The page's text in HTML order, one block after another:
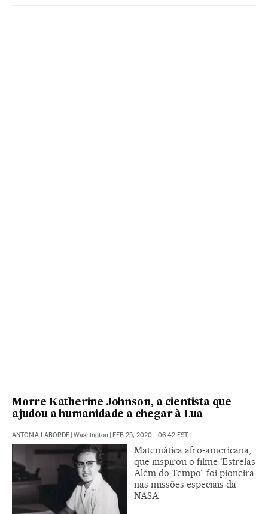
Morre Katherine Johnson, a cientista que
ajudou a humanidade a chegar à Lua
ANTONIA LABORDE | Washington | FEB 25, 2020 - 06:42 EST
Matemática afro-americana,
que inspirou o filme ‘Estrelas
Além do Tempo’, foi pioneira
nas missões especiais da
NASA